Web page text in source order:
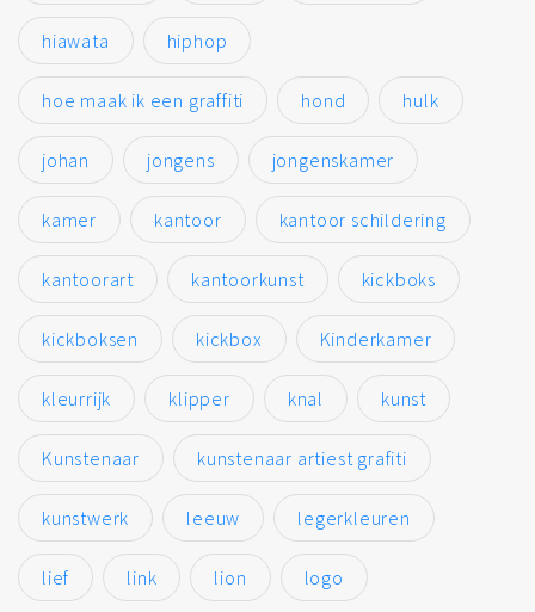
hiawata hiphop
hoe maak ik een graffiti hond hulk
johan jongens jongenskamer
kamer kantoor kantoor schildering
kantoorart kantoorkunst kickboks
kickboksen kickbox Kinderkamer
kleurrijk klipper knal kunst
Kunstenaar kunstenaar artiest grafiti
kunstwerk leeuw legerkleuren
lief link lion logo